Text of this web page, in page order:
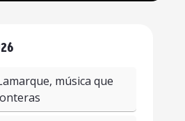
música que